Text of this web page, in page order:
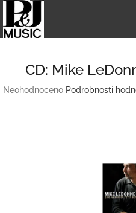
obsah
CD: Mike
Průměrné
Neohodnoceno Podrobnosti